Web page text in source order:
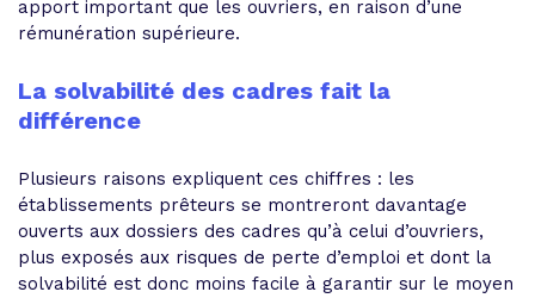
apport important que les ouvriers, en raison d’une
rémunération supérieure.
La solvabilité des cadres fait la
différence
Plusieurs raisons expliquent ces chiffres : les
établissements prêteurs se montreront davantage
ouverts aux dossiers des cadres qu’à celui d’ouvriers,
plus exposés aux risques de perte d’emploi et dont la
solvabilité est donc moins facile à garantir sur le moyen